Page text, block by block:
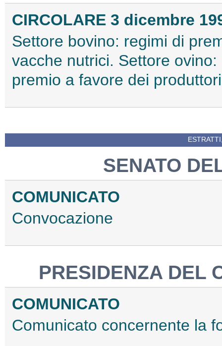
CIRCOLARE 3 dicembre
Settore bovino: regimi di
vacche nutrici. Settore
premio a favore dei
SENATO
COMUNICATO
Convocazione
PRESIDENZA DEL
COMUNICATO
Comunicato concernente la